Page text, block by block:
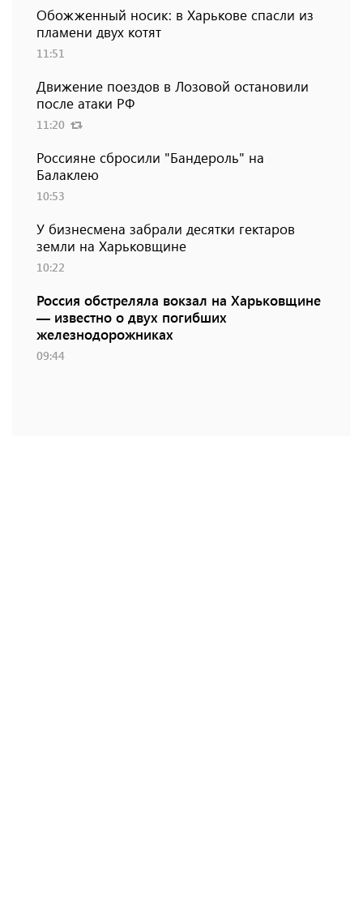
Обожженный носик: в Харькове спасли из
пламени двух котят
11:51
Движение поездов в Лозовой остановили
после атаки РФ
11:20
Россияне сбросили "Бандероль" на
Балаклею
10:53
У бизнесмена забрали десятки гектаров
земли на Харьковщине
10:22
Россия обстреляла вокзал на Харьковщине
— известно о двух погибших
железнодорожниках
09:44